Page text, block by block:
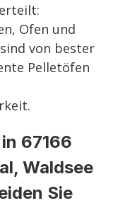
Ofen und
von bester
Pelletöfen
67166
Waldsee
Sie